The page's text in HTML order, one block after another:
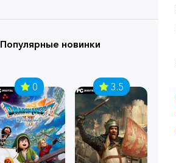
Популярные новинки
0 3.5